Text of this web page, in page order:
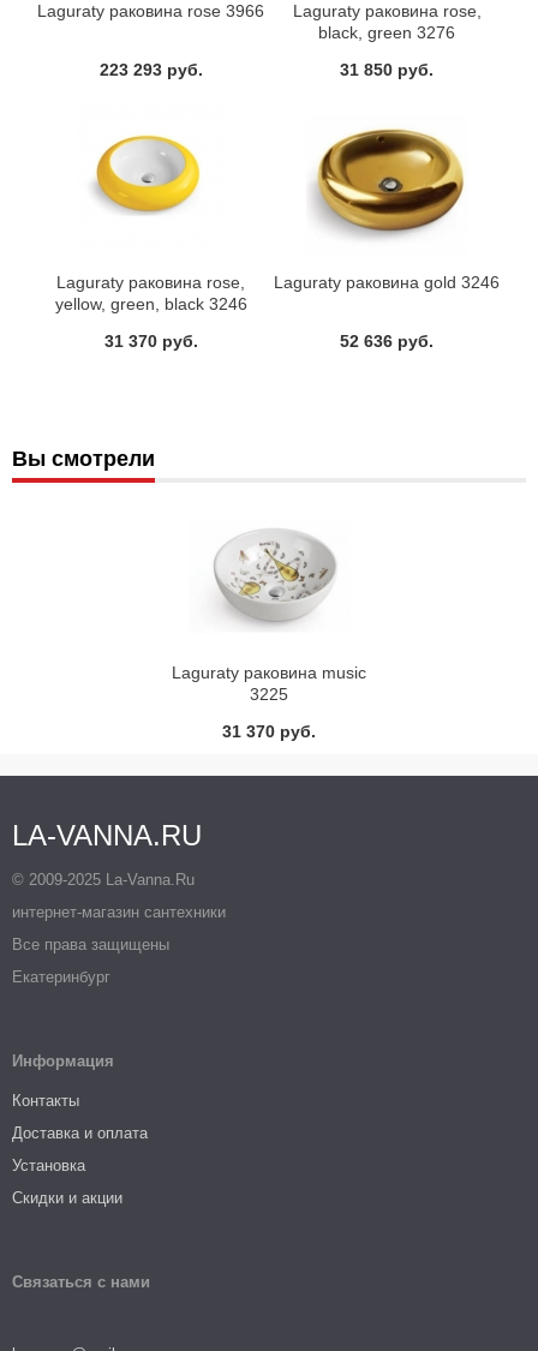
Laguraty раковина rose 3966
223 293 руб.
Laguraty раковина rose,
black, green 3276
31 850 руб.
Laguraty раковина rose,
yellow, green, black 3246
31 370 руб.
Laguraty раковина gold 3246
52 636 руб.
Вы смотрели
Laguraty раковина music
3225
31 370 руб.
LA-VANNA.RU
© 2009-2025 La-Vanna.Ru
интернет-магазин сантехники
Все права защищены
Екатеринбург
Информация
Контакты
Доставка и оплата
Установка
Скидки и акции
Связаться с нами